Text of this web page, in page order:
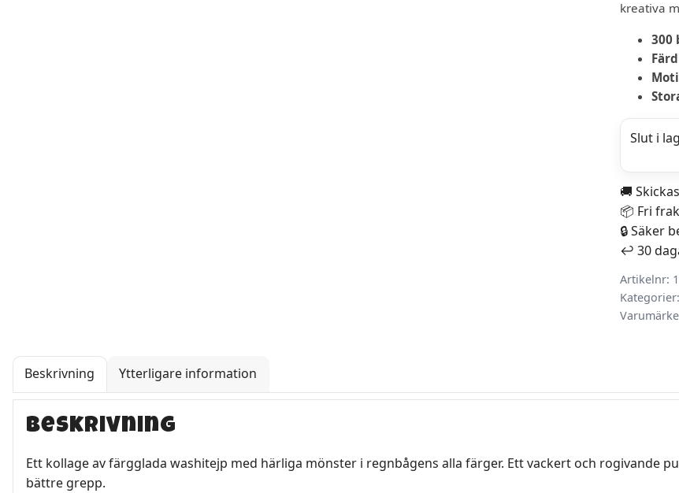
kreativa
300
Slut i
🚚
📦 Fri
🔒 Säker
↩️ 30
Artikelnr:
Kategorier:
Beskrivning Ytterligare information
Beskrivning
Ett kollage av färgglada washitejp med härliga mönster i regnbågens alla färger. Ett vackert och rogivande
bättre grepp.